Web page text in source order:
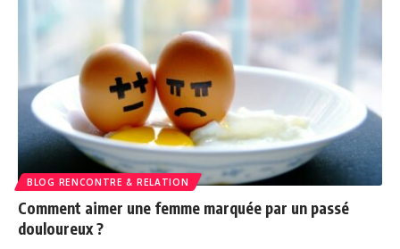
BLOG RENCONTRE & RELATION
Comment aimer une femme marquée par un passé
douloureux ?